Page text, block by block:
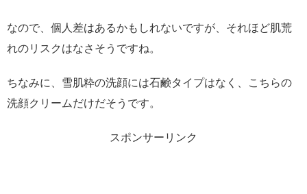
なので、個人差はあるかもしれないですが、それほど肌荒
れのリスクはなさそうですね。
ちなみに、雪肌粋の洗顔には石鹸タイプはなく、こちらの
洗顔クリームだけだそうです。
スポンサーリンク